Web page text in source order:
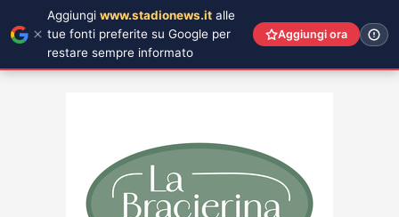
Aggiungi www.stadionews.it alle
tue fonti preferite su Google per
restare sempre informato
Aggiungi ora